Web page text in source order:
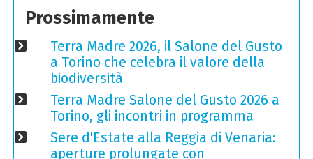
Prossimamente
Terra Madre 2026, il Salone del Gusto
a Torino che celebra il valore della
biodiversità
Terra Madre Salone del Gusto 2026 a
Torino, gli incontri in programma
Sere d'Estate alla Reggia di Venaria:
aperture prolungate con